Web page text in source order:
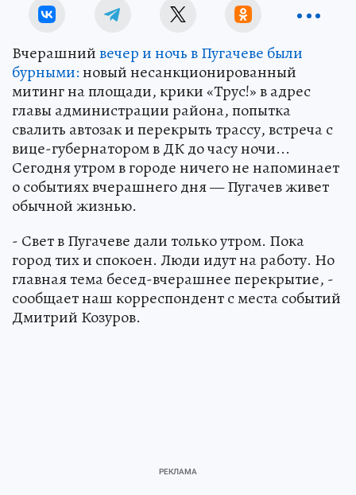
Вчерашнийвечер и ночь в Пугачеве были
бурными:новый несанкционированный
митинг на площади, крики «Трус!» в адрес
главы администрации района, попытка
свалить автозак и перекрыть трассу, встреча с
вице-губернатором в ДК до часу ночи...
Сегодня утром в городе ничего не напоминает
о событиях вчерашнего дня — Пугачев живет
обычной жизнью.
- Свет в Пугачеве дали только утром. Пока
город тих и спокоен. Люди идут на работу. Но
главная тема бесед-вчерашнее перекрытие, -
сообщает наш корреспондент с места событий
Дмитрий Козуров.